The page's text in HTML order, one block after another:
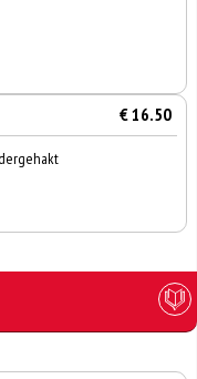
€ 16.50